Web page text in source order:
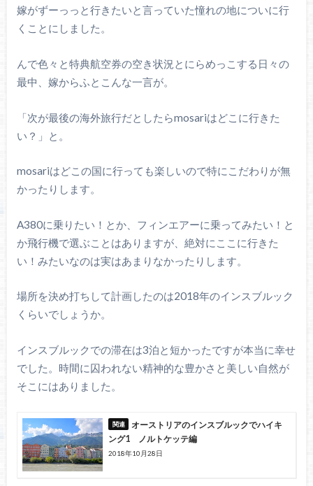
嫁がずーっっと行きたいと言っていた憧れの地についに行
くことにしました。
んで色々と特典航空券の空き状況とにらめっこする日々の
最中、嫁からふとこんな一言が。
「次が最後の海外旅行だとしたらmosariはどこに行きた
い？」と。
mosariはどこの国に行っても楽しいので特にこだわりが無
かったりします。
A380に乗りたい！とか、フィンエアーに乗ってみたい！と
か飛行機で選ぶことはありますが、絶対にここに行きた
い！みたいなのは実はあまりなかったりします。
場所を決め打ちして計画したのは2018年のインスブルック
くらいでしょうか。
インスブルックでの滞在は3泊と短かったですが本当に幸せ
でした。時間に囚われない精神的な豊かさと美しい自然が
そこにはありました。
オーストリアのインスブルックでハイキ
ング1 ノルトケッテ編
2018年10月28日